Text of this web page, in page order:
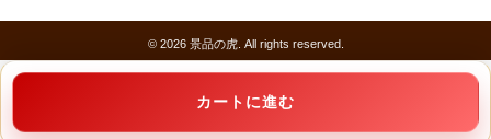
カートに進む
© 2026 景品の虎. All rights reserved.